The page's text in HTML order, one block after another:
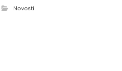
Novosti